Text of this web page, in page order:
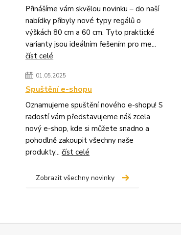
Přinášíme vám skvělou novinku – do naší
nabídky přibyly nové typy regálů o
výškách 80 cm a 60 cm. Tyto praktické
varianty jsou ideálním řešením pro me...
číst celé
01.05.2025
Spuštění e-shopu
Oznamujeme spuštění nového e-shopu! S
radostí vám představujeme náš zcela
nový e-shop, kde si můžete snadno a
pohodlně zakoupit všechny naše
produkty... číst celé
Zobrazit všechny novinky